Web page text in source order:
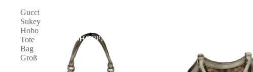
PRIVATE SHOPPING
Gucci
Sukey
Hobo
Tote
Bag
Groß